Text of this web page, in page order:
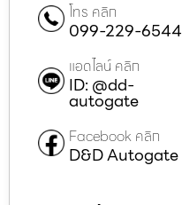
โทร คลิก
099-229-6544
แอดไลน์ คลิก
ID: @dd-
autogate
Facebook คลิก
D&D Autogate